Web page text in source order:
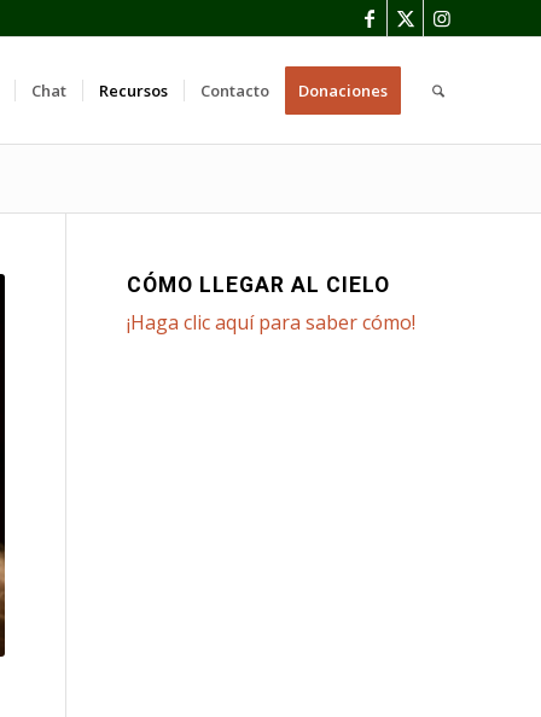
Chat Recursos Contacto Donaciones
CÓMO LLEGAR AL CIELO
¡Haga clic aquí para saber cómo!